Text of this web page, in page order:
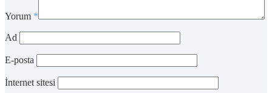
Yorum *
Ad
E-posta
İnternet sitesi